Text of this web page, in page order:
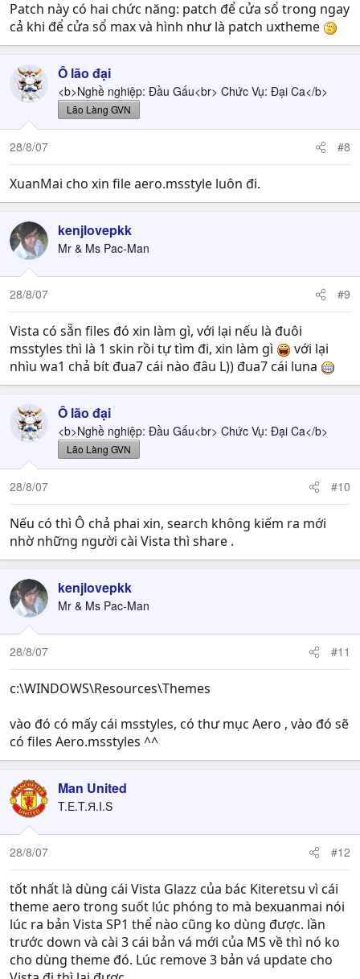
Patch này có hai chức năng: patch để cửa sổ trong ngay
cả khi để cửa sổ max và hình như là patch uxtheme
Ô lão đại
<b>Nghề nghiệp: Đầu Gấu<br> Chức Vụ: Đại Ca</b>
Lão Làng GVN
28/8/07 #8
XuanMai cho xin file aero.msstyle luôn đi.
kenjlovepkk
Mr & Ms Pac-Man
28/8/07 #9
Vista có sẵn files đó xin làm gì, với lại nếu là đuôi
msstyles thì là 1 skin rồi tự tìm đi, xin làm gì
với lại
nhìu wa1 chả bít đua7 cái nào đâu L)) đua7 cái luna
Ô lão đại
<b>Nghề nghiệp: Đầu Gấu<br> Chức Vụ: Đại Ca</b>
Lão Làng GVN
28/8/07 #10
Nếu có thì Ô chả phai xin, search không kiếm ra mới
nhờ những người cài Vista thì share .
kenjlovepkk
Mr & Ms Pac-Man
28/8/07 #11
c:\WINDOWS\Resources\Themes
vào đó có mấy cái msstyles, có thư mục Aero , vào đó sẽ
có files Aero.msstyles ^^
Man United
T.E.T.Я.I.S
28/8/07 #12
tốt nhất là dùng cái Vista Glazz của bác Kiteretsu vì cái
theme aero trong suốt lúc phóng to mà bexuanmai nói
lúc ra bản Vista SP1 thể nào cũng ko dùng được. lần
trước down và cài 3 cái bản vá mới của MS về thì nó ko
cho dùng theme đó. Lúc remove 3 bản vá update cho